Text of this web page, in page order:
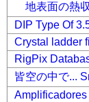
地表面の熱
DIP Type Of
Crystal ladder
RigPix
皆空の中で...